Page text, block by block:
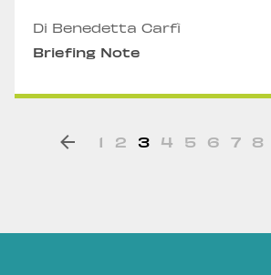
Di Benedetta Carfì
Briefing Note
1 2 3 4 5 6 7 8